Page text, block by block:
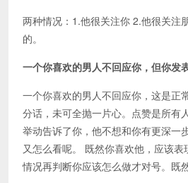
两种情况：1.他很关注你 2.他很关注
的。
一个你喜欢的男人不回应你，但你发
一个你喜欢的男人不回应你，这是正
分话，未可全抛一片心。点赞是所有
举动告诉了你，他不想和你有更深一
又怎么看呢。 既然你喜欢他，应该
情况再判断你应该怎么做才对号。既